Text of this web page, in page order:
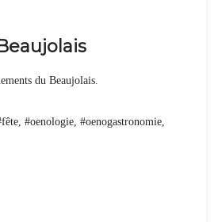
du Beaujolais.
#oenologie, #oenogastronomie,